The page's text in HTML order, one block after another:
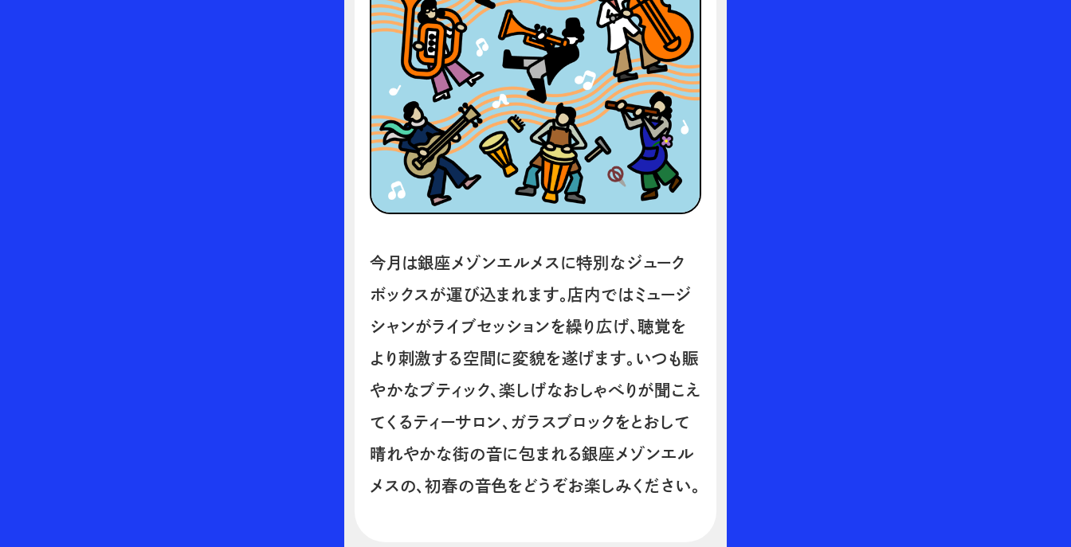
今月は銀座メゾンエルメスに特別なジューク
ボックスが運び込まれます。店内ではミュージ
シャンがライブセッションを繰り広げ、聴覚を
より刺激する空間に変貌を遂げます。いつも賑
やかなブティック、楽しげなおしゃべりが聞こえ
てくるティーサロン、ガラスブロックをとおして
晴れやかな街の音に包まれる銀座メゾンエル
メスの、初春の音色をどうぞお楽しみください。